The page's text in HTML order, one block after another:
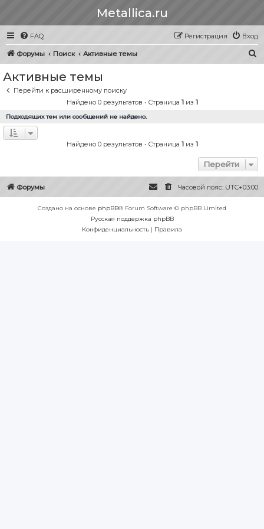
Metallica.ru
FAQ Вход
Регистрация
Форумы Поиск Активные темы
Активные темы
Перейти к расширенному поиску
Найдено 0 результатов • Страница 1из 1
Подходящих тем или сообщений не найдено.
Найдено 0 результатов • Страница 1из 1
Перейти
Форумы Часовой пояс: UTC+03:00
Создано на основе phpBB® Forum Software © phpBB Limited
Русская поддержка phpBB
Конфиденциальность | Правила